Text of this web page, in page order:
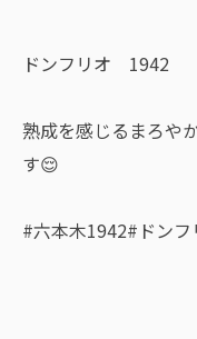
ドンフリオ 1942
熟成を感じるまろや
す😌
#六本木1942#ドン